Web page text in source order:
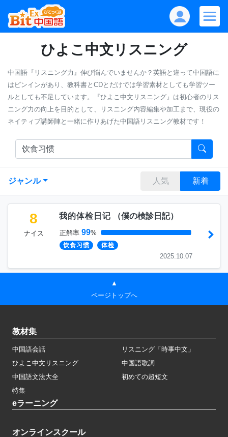
ひよこ中文リスニング
中国語『リスニング力』伸び悩んでいませんか？英語と違って中国語に
はピンインがあり、教科書とCDとだけでは学習素材としても学習ツー
ルとしても不足しています。『ひよこ中文リスニング』は初心者のリス
ニング力の向上を目的として、リスニング内容編集や加工まで、現役の
ネイティブ講師陣と一緒に作りあげた中国語リスニング教材です！
ジャンル 人気 新着
8
ナイス
我的体检日记 （僕の検診日記）
正解率 99%
饮食习惯 体检
2025.10.07
▲
ページトップへ
教材集
中国語会話
リスニング「時事中文」
ひよこ中文リスニング
中国語歌詞
中国語文法大全
初めての超短文
特集
eラーニング
オンラインスクール